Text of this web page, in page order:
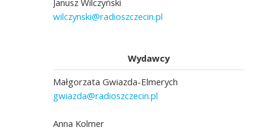
wilczynski@radioszczecin.pl
Wydawcy
Małgorzata Gwiazda-Elmerych
gwiazda@radioszczecin.pl
Anna Kolmer